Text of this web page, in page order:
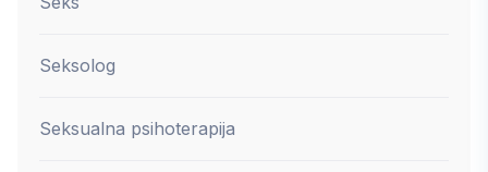
Seksolog
Seksualna psihoterapija